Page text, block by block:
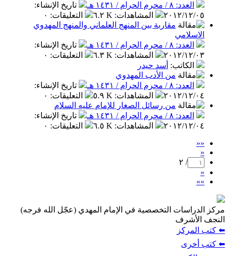
العدد: ٨ / محرم الحرام / ١٤٣١ هـ
تاريخ الإنشاء:
٢٠١٢/١٢/٠٥
المشاهدات: ٦.٢ K التعليقات: ٠
مقاربة بين المنهج العلماني والمنهج المهدوي
الاسلامي
العدد: ٨ / محرم الحرام / ١٤٣١ هـ
تاريخ الإنشاء:
٢٠١٢/١٢/٠٣
المشاهدات: ٦.٣ K التعليقات: ٠
الكاتب: أسد حيدر
من الأدب المهدوي
العدد: ٨ / محرم الحرام / ١٤٣١ هـ
تاريخ الإنشاء:
٢٠١٢/١٢/٠٤
المشاهدات: ٥.٩ K التعليقات: ٠
من رسائل الصغار للإمام عليه السلام
العدد: ٨ / محرم الحرام / ١٤٣١ هـ
تاريخ الإنشاء:
٢٠١٢/١٢/٠٤
المشاهدات: ٦.٥ K التعليقات: ٠
««
«
/ ٢
»
»»
مركز الدراسات التخصصية في الإمام المهدي (عجّل الله فرجه)
النجف الأشرف
⬅️ كتب المركز
⬅️ كتب أخرى